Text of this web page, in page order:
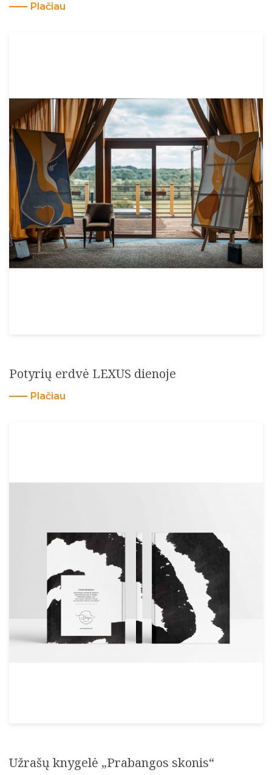
Plačiau
Potyrių erdvė LEXUS dienoje
Plačiau
Užrašų knygelė „Prabangos skonis“